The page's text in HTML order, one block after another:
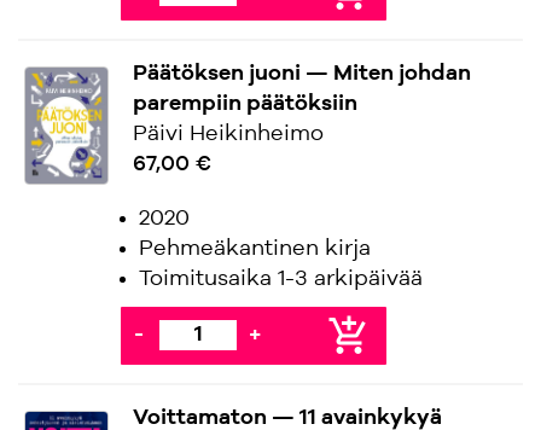
Päätöksen juoni — Miten johdan
parempiin päätöksiin
Päivi Heikinheimo
67,00 €
2020
Pehmeäkantinen kirja
Toimitusaika 1-3 arkipäivää
- + add_shopping_cart
Voittamaton — 11 avainkykyä